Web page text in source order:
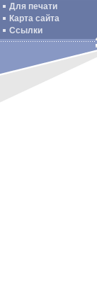
Для печати
Карта сайта
Ссылки